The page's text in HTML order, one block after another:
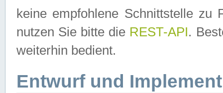
keine empfohlene Schnittstelle zu
nutzen Sie bitte die REST-API.
weiterhin bedient.
Entwurf und